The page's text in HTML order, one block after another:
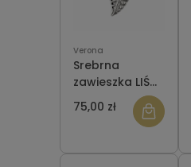
Verona
Srebrna
zawieszka LIŚĆ
PAPROCI
Verona
75,00 zł